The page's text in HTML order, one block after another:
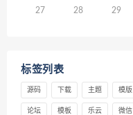
27 28 29
标签列表
源码 下载 主题 模版
论坛 模板 乐云 微信